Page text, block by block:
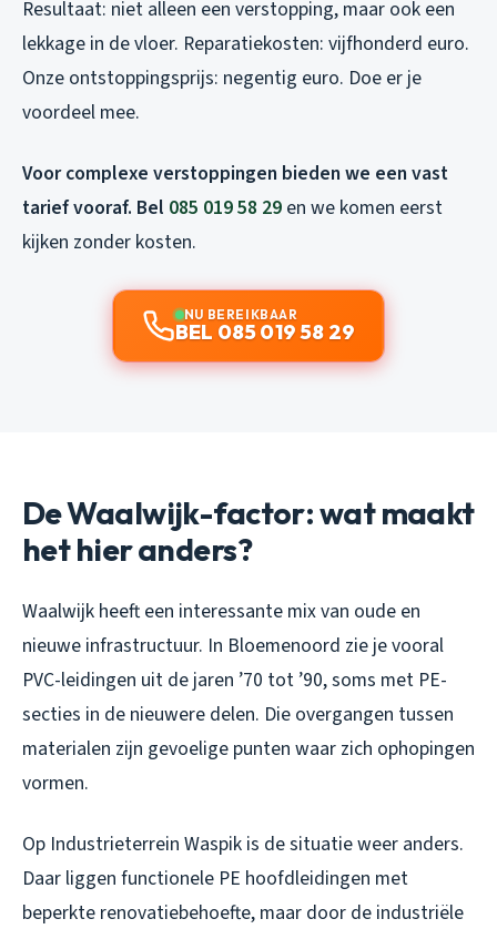
Resultaat: niet alleen een verstopping, maar ook een
lekkage in de vloer. Reparatiekosten: vijfhonderd euro.
Onze ontstoppingsprijs: negentig euro. Doe er je
voordeel mee.
Voor complexe verstoppingen bieden we een vast
tarief vooraf. Bel 085 019 58 29 en we komen eerst
kijken zonder kosten.
NU BEREIKBAAR
BEL 085 019 58 29
De Waalwijk-factor: wat maakt
het hier anders?
Waalwijk heeft een interessante mix van oude en
nieuwe infrastructuur. In Bloemenoord zie je vooral
PVC-leidingen uit de jaren ’70 tot ’90, soms met PE-
secties in de nieuwere delen. Die overgangen tussen
materialen zijn gevoelige punten waar zich ophopingen
vormen.
Op Industrieterrein Waspik is de situatie weer anders.
Daar liggen functionele PE hoofdleidingen met
beperkte renovatiebehoefte, maar door de industriële